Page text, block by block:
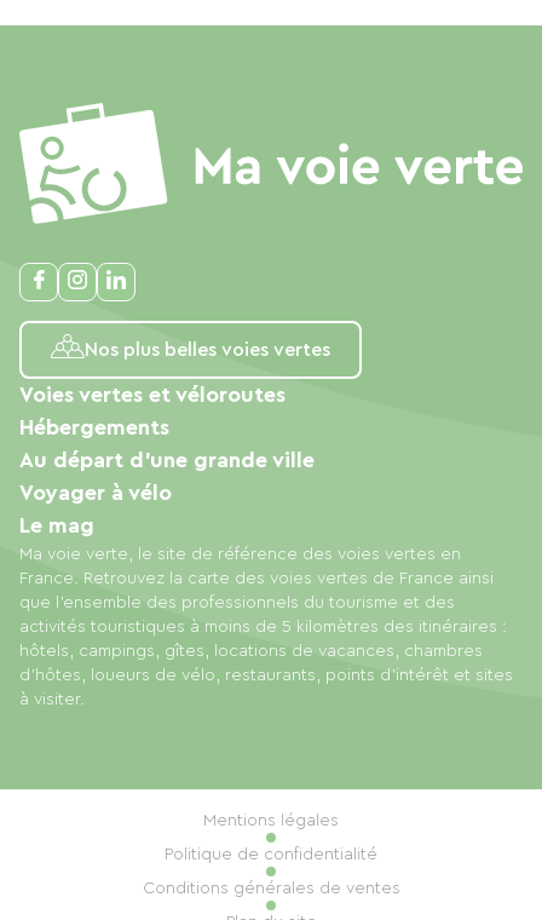
Nos plus belles voies vertes
Ma voie verte, le site de référence des voies vertes en
France. Retrouvez la carte des voies vertes de France ainsi
que l'ensemble des professionnels du tourisme et des
activités touristiques à moins de 5 kilomètres des itinéraires :
hôtels, campings, gîtes, locations de vacances, chambres
d'hôtes, loueurs de vélo, restaurants, points d'intérêt et sites
à visiter.
Voies vertes et véloroutes
Hébergements
Au départ d'une grande ville
Voyager à vélo
Le mag
Mentions légales
Politique de confidentialité
Conditions générales de ventes